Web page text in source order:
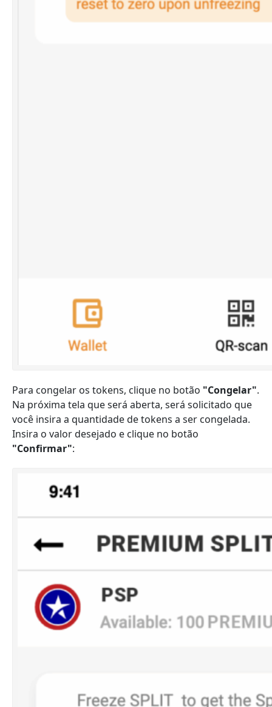
Para congelar os tokens, clique no botão "Congelar".
Na próxima tela que será aberta, será solicitado que
você insira a quantidade de tokens a ser congelada.
Insira o valor desejado e clique no botão
"Confirmar":